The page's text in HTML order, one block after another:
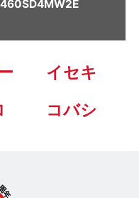
イセキ
コバシ